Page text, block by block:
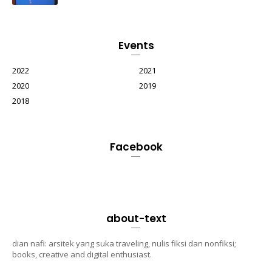
Events
2022
2021
2020
2019
2018
Facebook
about-text
dian nafi: arsitek yang suka traveling, nulis fiksi dan nonfiksi;
books, creative and digital enthusiast.